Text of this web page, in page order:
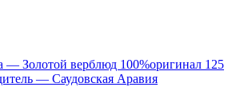
— Золотой верблюд 100%оригинал 125
— Саудовская Аравия